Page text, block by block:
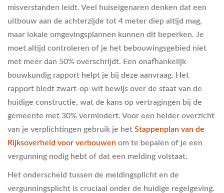
misverstanden leidt. Veel huiseigenaren denken dat een
uitbouw aan de achterzijde tot 4 meter diep altijd mag,
maar lokale omgevingsplannen kunnen dit beperken. Je
moet altijd controleren of je het bebouwingsgebied niet
met meer dan 50% overschrijdt. Een onafhankelijk
bouwkundig rapport helpt je bij deze aanvraag. Het
rapport biedt zwart-op-wit bewijs over de staat van de
huidige constructie, wat de kans op vertragingen bij de
gemeente met 30% vermindert. Voor een helder overzicht
van je verplichtingen gebruik je het Stappenplan van de
Rijksoverheid voor verbouwen om te bepalen of je een
vergunning nodig hebt of dat een melding volstaat.
Het onderscheid tussen de meldingsplicht en de
vergunningsplicht is cruciaal onder de huidige regelgeving.